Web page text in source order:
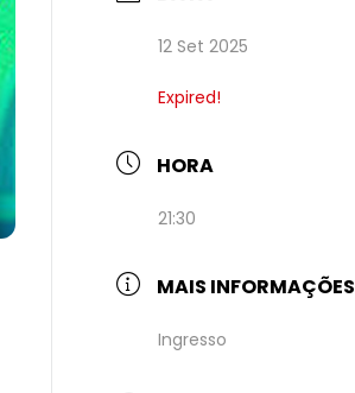
12 Set 2025
Expired!
HORA
21:30
MAIS INFORMAÇÕES
Ingresso